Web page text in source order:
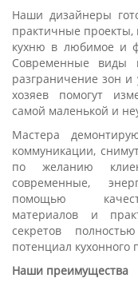
Наши дизайнеры
практичные
кухню в любимое и
Современные виды
разграничение зон
хозяев помогут
самой маленькой и
Мастера
коммуникации,
по желанию
современные,
помощью
материалов и
секретов
потенциал кухонного
Наши преимущества